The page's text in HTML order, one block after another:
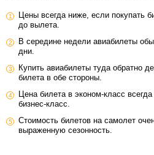
Цены всегда ниже, если покупать
до вылета.
В середине недели авиабилеты
дни.
Купить авиабилеты туда обратно
билета в обе стороны.
Цена билета в эконом-класс
бизнес-класс.
Стоимость билетов на самолет
выраженную сезонность.